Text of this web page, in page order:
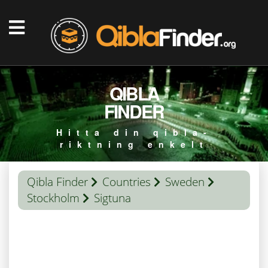
QIBLA
FINDER
Hitta din qibla-
riktning enkelt
Qibla Finder Countries
Sweden
Stockholm
Sigtuna